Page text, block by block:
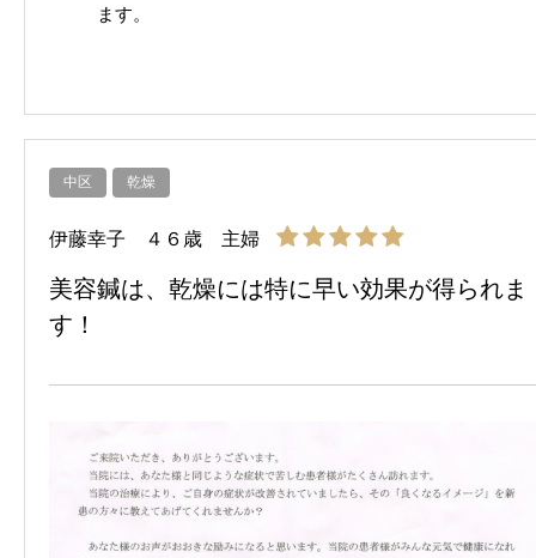
ます。
中区 乾燥
伊藤幸子 ４６歳 主婦
美容鍼は、乾燥には特に早い効果が得られま
す！